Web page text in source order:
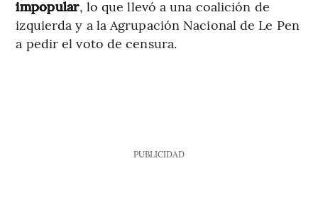
impopular, lo que llevó a una coalición de
izquierda y a la Agrupación Nacional de Le Pen
a pedir el voto de censura.
PUBLICIDAD